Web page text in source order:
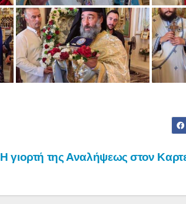
Η γιορτή της Αναλήψεως στον